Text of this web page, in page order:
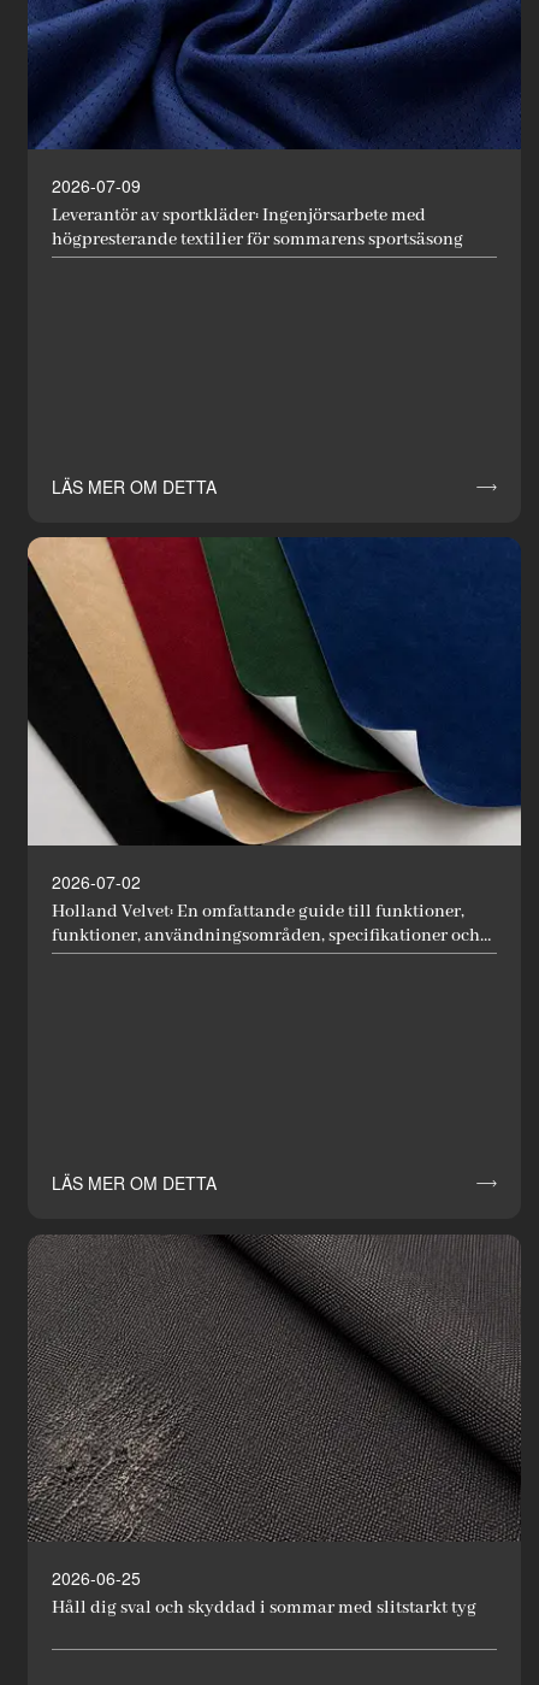
2026-07-09
Leverantör av sportkläder: Ingenjörsarbete med
högpresterande textilier för sommarens sportsäsong
LÄS MER OM DETTA 
2026-07-02
Holland Velvet: En omfattande guide till funktioner,
funktioner, användningsområden, specifikationer och
tillämpningar
LÄS MER OM DETTA 
2026-06-25
Håll dig sval och skyddad i sommar med slitstarkt tyg